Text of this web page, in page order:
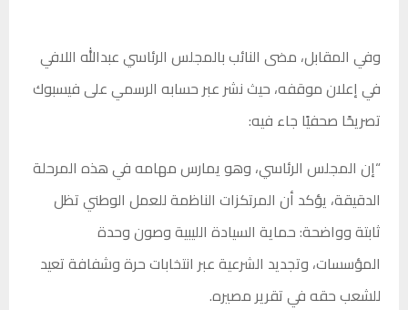
وفي المقابل، مضى النائب بالمجلس الرئاسي عبدالله اللافي
في إعلان موقفه، حيث نشر عبر حسابه الرسمي على فيسبوك
تصريحًا صحفيًا جاء فيه:
“إن المجلس الرئاسي، وهو يمارس مهامه في هذه المرحلة
الدقيقة، يؤكد أن المرتكزات الناظمة للعمل الوطني تظل
ثابتة وواضحة: حماية السيادة الليبية وصون وحدة
المؤسسات، وتجديد الشرعية عبر انتخابات حرة وشفافة تعيد
للشعب حقه في تقرير مصيره.